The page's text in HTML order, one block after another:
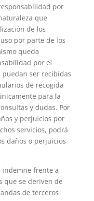
por
que
de los
por parte de los
queda
por el
ser recibidas
de recogida
para la
y dudas. Por
y perjuicios por
servicios, podrá
daños o perjuicios
indemne frente a
que se deriven de
de terceros